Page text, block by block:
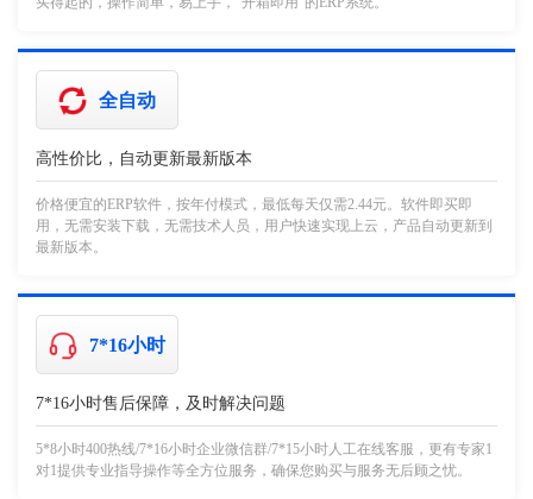
全自动
高性价比，自动更新最新版本
价格便宜的ERP软件，按年付模式，最低每天仅需2.44元。软件即买即
用，无需安装下载，无需技术人员，用户快速实现上云，产品自动更新到
最新版本。
7*16小时
7*16小时售后保障，及时解决问题
5*8小时400热线/7*16小时企业微信群/7*15小时人工在线客服，更有专家1
对1提供专业指导操作等全方位服务，确保您购买与服务无后顾之忧。